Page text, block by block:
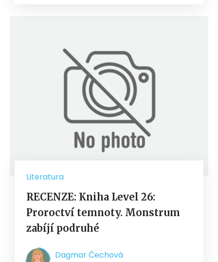
Literatura
RECENZE: Kniha Level 26:
Proroctví temnoty. Monstrum
zabíjí podruhé
Dagmar Čechová